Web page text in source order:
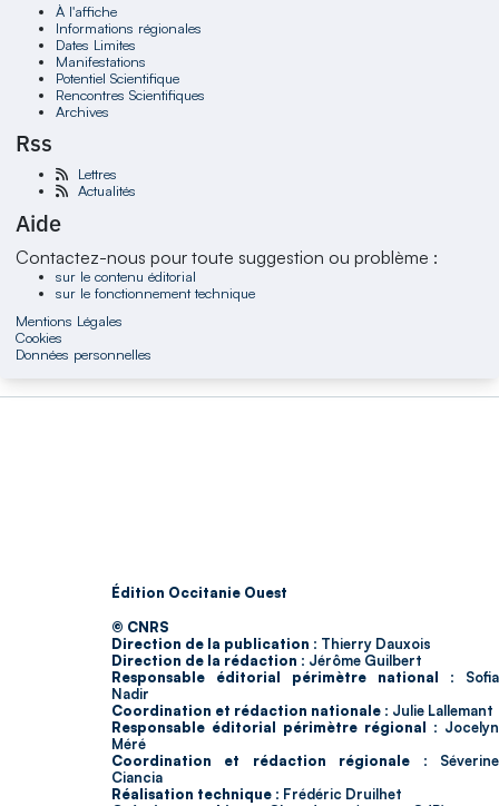
À l'affiche
Informations régionales
Dates Limites
Manifestations
Potentiel Scientifique
Rencontres Scientifiques
Archives
Rss
Lettres
Actualités
Aide
Contactez-nous pour toute suggestion ou problème :
sur le contenu éditorial
sur le fonctionnement technique
Mentions Légales
Cookies
Données personnelles
Édition Occitanie Ouest
© CNRS
Direction de la publication : Thierry Dauxois
Direction de la rédaction : Jérôme Guilbert
Responsable éditorial périmètre national : Sofia
Nadir
Coordination et rédaction nationale : Julie Lallemant
Responsable éditorial périmètre régional : Jocelyn
Méré
Coordination et rédaction régionale : Séverine
Ciancia
Réalisation technique : Frédéric Druilhet